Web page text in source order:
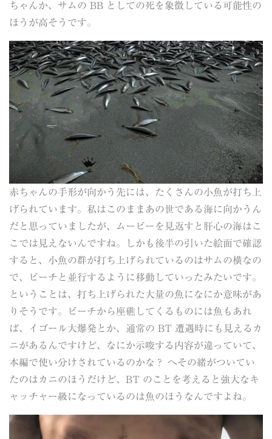
ちゃんか、サムの BB としての死を象徴している可能性の
ほうが高そうです。
赤ちゃんの手形が向かう先には、たくさんの小魚が打ち上
げられています。私はこのままあの世である海に向かうん
だと思っていましたが、ムービーを見返すと肝心の海はこ
こでは見えないんですね。しかも後半の引いた絵面で確認
すると、小魚の群が打ち上げられているのはサムの横なの
で、ビーチと並行するように移動していったみたいです。
ということは、打ち上げられた大量の魚になにか意味があ
りそうです。ビーチから座礁してくるものには魚もあれ
ば、イゴール大爆発とか、通常の BT 遭遇時にも見えるカ
ニがあるんですけど、なにか示唆する内容が違っていて、
本編で使い分けされているのかな？ へその緒がついてい
たのはカニのほうだけど、BT のことを考えると強大なキ
ャッチャー級になっているのは魚のほうなんですよね。